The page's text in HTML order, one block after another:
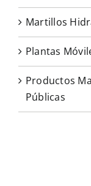
Martillos
Plantas
Productos
Públicas